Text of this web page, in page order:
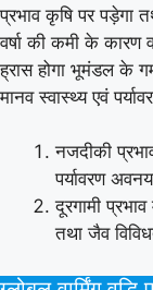
प्रभाव कृषि पर पड़ेगा
वर्षा की कमी के कारण
ह्रास होगा भूमंडल के
मानव स्वास्थ्य एवं
नजदीकी
पर्यावरण
दूरगामी
तथा जैव